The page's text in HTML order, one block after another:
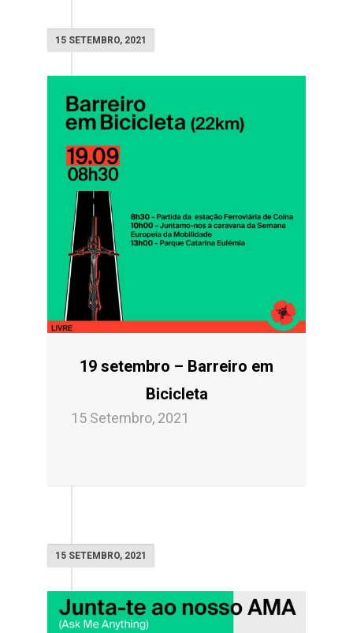
15 SETEMBRO, 2021
19 setembro – Barreiro em
Bicicleta
15 Setembro, 2021
15 SETEMBRO, 2021